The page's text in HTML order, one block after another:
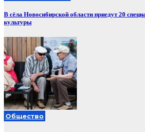
В сёла Новосибирской области приедут 20
культуры
Общество